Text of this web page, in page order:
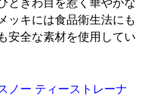
ッキには食品衛生法にも
安全な素材を使用してい
ノー ティーストレーナ